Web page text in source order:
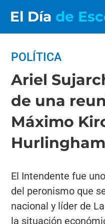
El Día de
POLÍTICA
Ariel
de una
Máximo
Hurlingham
El Intendente fue
del peronismo que
nacional y líder de
la situación